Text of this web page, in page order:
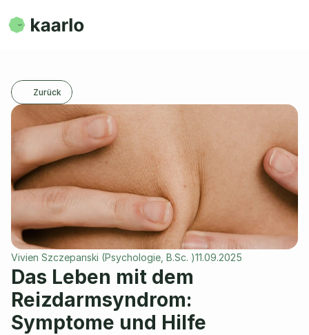
Zurück
Vivien Szczepanski (Psychologie, B.Sc. )11.09.2025
Das Leben mit dem
Reizdarmsyndrom:
Symptome und Hilfe